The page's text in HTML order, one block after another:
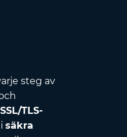
steg av
SSL/TLS-
säkra